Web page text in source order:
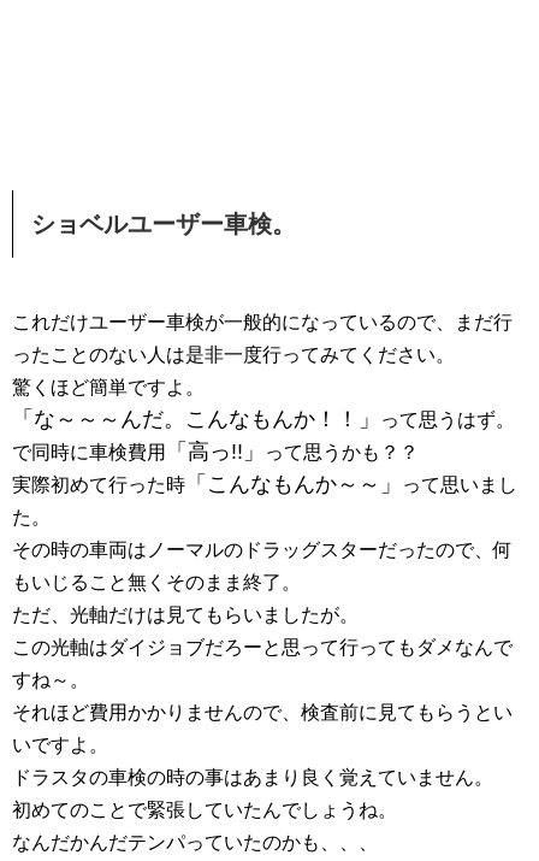
ショベルユーザー車検。
これだけユーザー車検が一般的になっているので、まだ行
ったことのない人は是非一度行ってみてください。
驚くほど簡単ですよ。
「な～～～んだ。こんなもんか！！」
って思うはず。
で同時に車検費用
「高っ!!」
って思うかも？？
実際初めて行った時 「こんなもんか～～」
って思いまし
た。
その時の車両はノーマルのドラッグスターだったので、何
もいじること無くそのまま終了。
ただ、光軸だけは見てもらいましたが。
この光軸はダイジョブだろーと思って行ってもダメなんで
すね～。
それほど費用かかりませんので、検査前に見てもらうとい
いですよ。
ドラスタの車検の時の事はあまり良く覚えていません。
初めてのことで緊張していたんでしょうね。
なんだかんだテンパっていたのかも、、、